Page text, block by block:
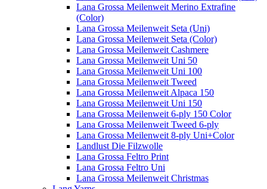
Lana Grossa Meilenweit Merino Extrafine
(Color)
Lana Grossa Meilenweit Seta (Uni)
Lana Grossa Meilenweit Seta (Color)
Lana Grossa Meilenweit Cashmere
Lana Grossa Meilenweit Uni 50
Lana Grossa Meilenweit Uni 100
Lana Grossa Meilenweit Tweed
Lana Grossa Meilenweit Alpaca 150
Lana Grossa Meilenweit Uni 150
Lana Grossa Meilenweit 6-ply 150 Color
Lana Grossa Meilenweit Tweed 6-ply
Lana Grossa Meilenweit 8-ply Uni+Color
Landlust Die Filzwolle
Lana Grossa Feltro Print
Lana Grossa Feltro Uni
Lana Grossa Meilenweit Christmas